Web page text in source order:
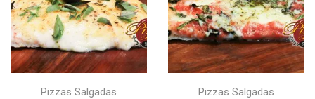
Pizzas Salgadas Pizzas Salgadas